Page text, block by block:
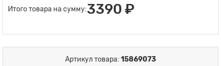
Итого товара на сумму:3390 ₽
Артикул товара: 15869073